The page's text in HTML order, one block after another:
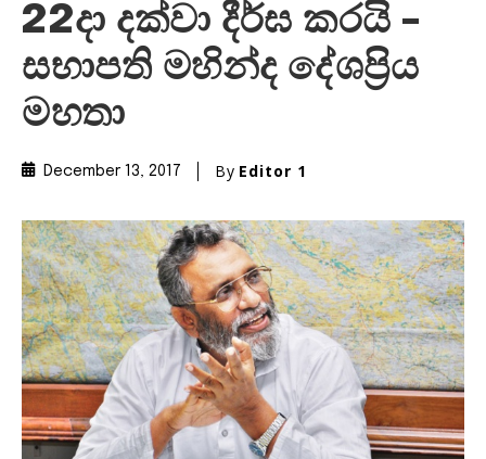
22දා දක්වා දීර්ඝ කරයි –
සභාපති මහින්ද දේශප්‍රිය
මහතා
December 13, 2017 By Editor 1